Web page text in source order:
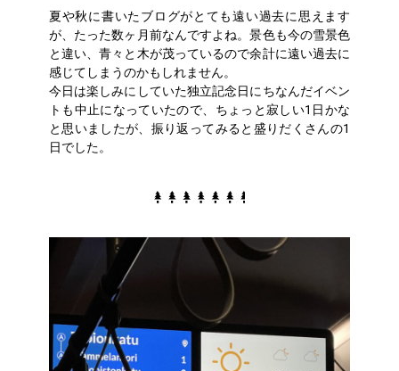
夏や秋に書いたブログがとても遠い過去に思えます
が、たった数ヶ月前なんですよね。景色も今の雪景色
と違い、青々と木が茂っているので余計に遠い過去に
感じてしまうのかもしれません。
今日は楽しみにしていた独立記念日にちなんだイベン
トも中止になっていたので、ちょっと寂しい1日かな
と思いましたが、振り返ってみると盛りだくさんの1
日でした。